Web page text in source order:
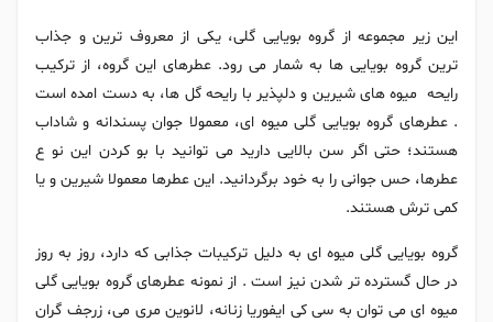
این زیر مجموعه از گروه بویایی گلی، یکی از معروف ترین و جذاب
ترین گروه بویایی ها به شمار می رود. عطرهای این گروه، از ترکیب
رایحه میوه ‌های شیرین و دلپذیر با رایحه گل‌ ها، به دست امده است
. عطرهای گروه بویایی گلی میوه ای، معمولا جوان پسندانه و شاداب
هستند؛ حتی اگر سن بالایی دارید می توانید با بو کردن این نو ع
عطرها، حس جوانی را به خود برگردانید. این عطرها معمولا شیرین و یا
کمی ترش هستند.
گروه بویایی گلی میوه ای به دلیل ترکیبات جذابی که دارد، روز به روز
در حال گسترده تر شدن نیز است . از نمونه عطرهای گروه بویایی گلی
میوه ای می توان به سی کی ایفوریا زنانه، لانوین مری می، زرجف گران